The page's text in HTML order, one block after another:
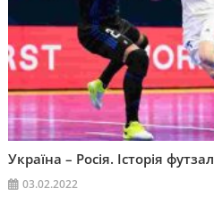
Україна – Росія. Історія
03.02.2022